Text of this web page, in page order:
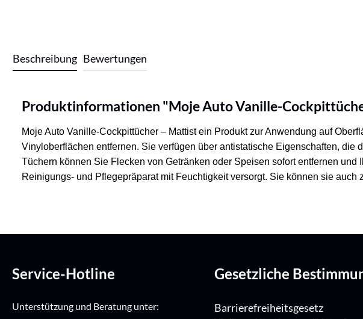
Beschreibung Bewertungen
Produktinformationen "Moje Auto Vanille-
Moje Auto Vanille-Cockpittücher – Mattist ein Produkt zur Anwendung auf
Vinyloberflächen entfernen. Sie verfügen über antistatische Eigenschaften,
Tüchern können Sie Flecken von Getränken oder Speisen sofort entfernen
Reinigungs- und Pflegepräparat mit Feuchtigkeit versorgt. Sie können sie
Service-Hotline
Unterstützung und Beratung unter:
Gesetzliche
Barrierefreiheitsgesetz